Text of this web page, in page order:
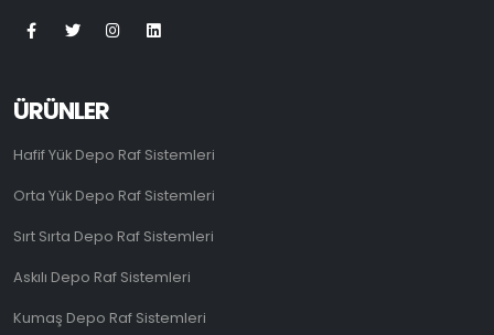
ÜRÜNLER
Hafif Yük Depo Raf Sistemleri
Orta Yük Depo Raf Sistemleri
Sırt Sırta Depo Raf Sistemleri
Askılı Depo Raf Sistemleri
Kumaş Depo Raf Sistemleri